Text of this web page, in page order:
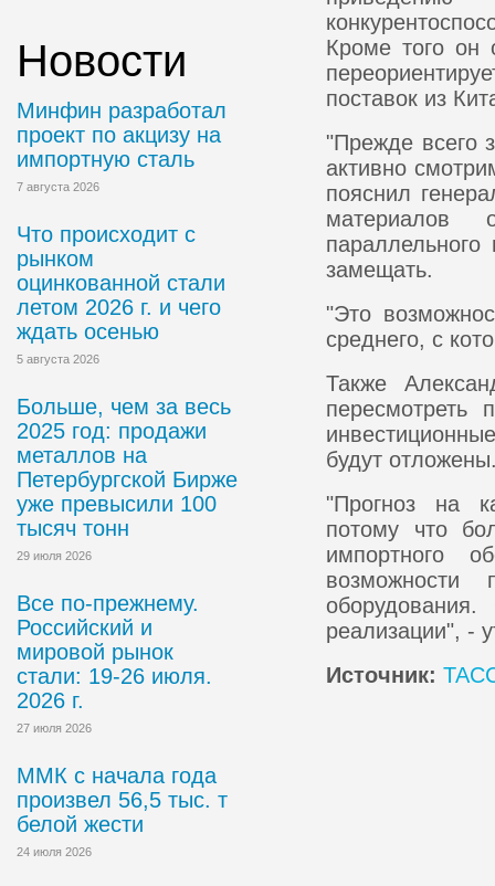
Кроме того он
поставок из
"Прежде всего
активно
пояснил
материалов
замещать.
"Это
среднего, с
Также
пересмотреть
будут
"Прогноз на
потому что
импортного
возможности
реализации", -
Источник:
Новости
Минфин разработал
проект по акцизу на
импортную сталь
7 августа 2026
Что происходит с
рынком
оцинкованной стали
летом 2026 г. и чего
ждать осенью
5 августа 2026
Больше, чем за весь
2025 год: продажи
металлов на
Петербургской Бирже
уже превысили 100
тысяч тонн
29 июля 2026
Все по-прежнему.
Российский и
мировой рынок
стали: 19-26 июля.
2026 г.
27 июля 2026
ММК с начала года
произвел 56,5 тыс. т
белой жести
24 июля 2026